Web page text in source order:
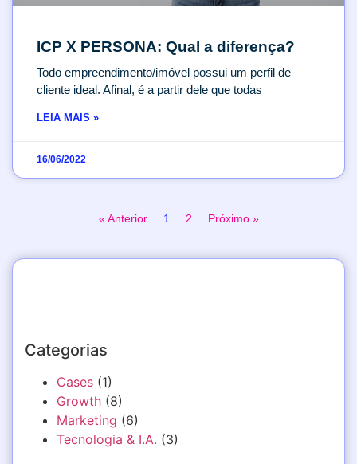
ICP X PERSONA: Qual a diferença?
Todo empreendimento/imóvel possui um perfil de
cliente ideal. Afinal, é a partir dele que todas
LEIA MAIS »
16/06/2022
« Anterior 1 2 Próximo »
Categorias
Cases (1)
Growth (8)
Marketing (6)
Tecnologia & I.A. (3)